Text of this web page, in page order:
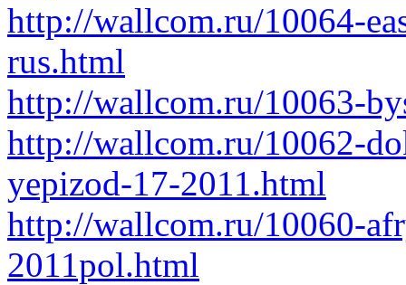
http://wallcom.ru/10064-
rus.html
http://wallcom.ru/10063-
http://wallcom.ru/10062-
yepizod-17-2011.html
http://wallcom.ru/10060-
2011pol.html